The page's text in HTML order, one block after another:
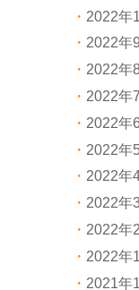
2022年
2022年
2022年
2022年
2022年
2022年
2022年
2022年
2022年
2022年
2021年